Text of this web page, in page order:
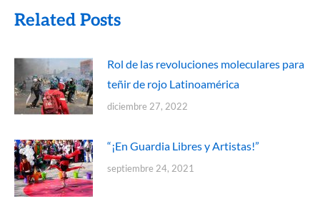
Related Posts
Rol de las revoluciones moleculares para
teñir de rojo Latinoamérica
diciembre 27, 2022
“¡En Guardia Libres y Artistas!”
septiembre 24, 2021